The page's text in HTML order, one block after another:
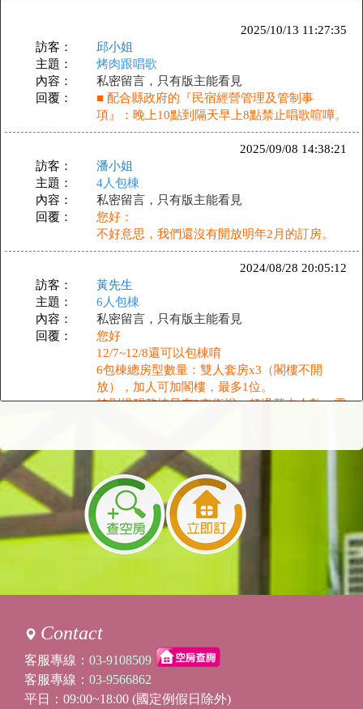
2025/10/13 11:27:35
訪客：
邱小姐
主題：
烤肉跟唱歌
內容：
私密留言，只有版主能看見
回覆：
■ 配合縣政府的『民宿經營管理及管制事
項』：晚上10點到隔天早上8點禁止唱歌喧嘩。
2025/09/08 14:38:21
訪客：
潘小姐
主題：
4人包棟
內容：
私密留言，只有版主能看見
回覆：
您好：
不好意思，我們還沒有開放明年2月的訂房。
2024/08/28 20:05:12
訪客：
黃先生
主題：
6人包棟
內容：
私密留言，只有版主能看見
回覆：
您好
12/7~12/8還可以包棟唷
6​包棟總房型數量：雙人套房x3（閣樓不開
放），加人可加閣樓，最多1位。
特別提醒整棟只有2套衛浴。超過基本人數，需
以上(含三歲)，視為大人)
3歲以下小朋友(不佔床)，需收清潔費，$600元/
人
謝謝您的詢問~歡迎您來玩
https://twstay.com/RWD2/note.aspx?
BNB=sarahprincess
2024/04/26 16:27:21
內容：
回覆：
親愛的福哥午安，因為僅開放前半年銷售預
約，預計下週系統會開房，請您待追蹤開放後
下單，價錢可以先參考前一週的售價，6
人-8000元(兩間房)、8人(三間房)-10200元。
Contact
客服專線： 03-9108509
客服專線： 03-9566862
平日：09:00~18:00 (國定例假日除外)